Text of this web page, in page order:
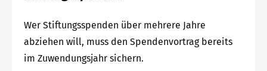
Wer Stiftungsspenden über mehrere Jahre
abziehen will, muss den Spendenvortrag bereits
im Zuwendungsjahr sichern.